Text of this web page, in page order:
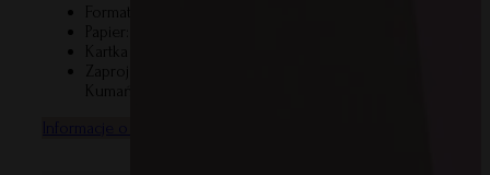
Format kartki: 12×17 cm
Papier: wysokiej jakości papier o gramaturze 300g
Kartka dwustronnie zadrukowana, w komplecie z kopertą
Zaprojektowana i wyprodukowana w Polsce, we
Kumańską